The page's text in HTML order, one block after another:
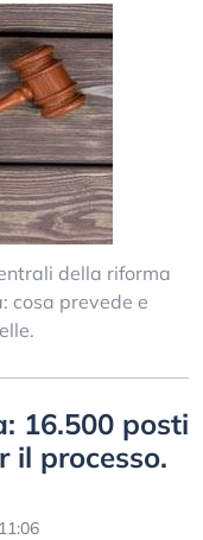
della riforma
cosa prevede e
16.500 posti
il processo.